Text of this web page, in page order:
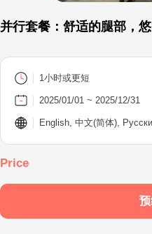
并行套餐：舒适的腿部，
1小时或更短
2025/01/01 ~ 2025/12/31
English, 中文(简体),